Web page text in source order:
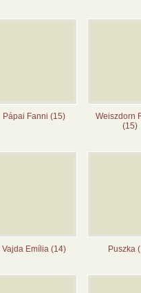
Pápai Fanni (15)
Weiszdorn
(15)
Vajda Emília (14) Puszka